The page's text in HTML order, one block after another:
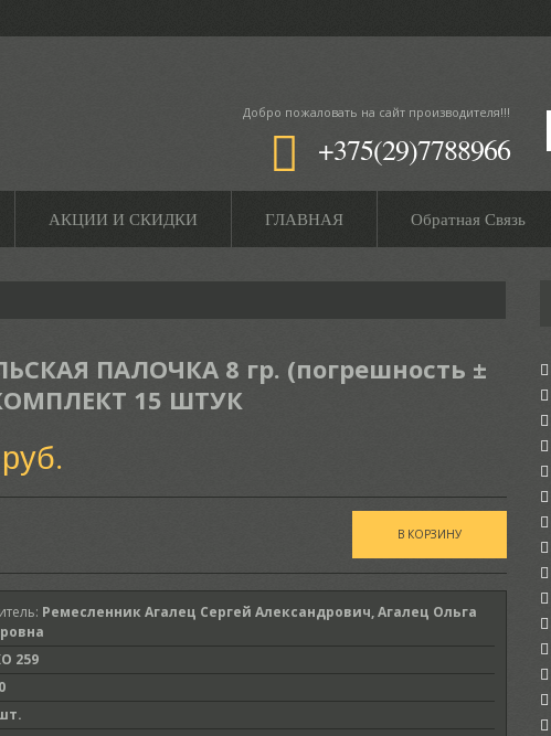
Добро пожаловать на сайт производителя!!!
+375(29)7788966
АКЦИИ И СКИДКИ ГЛАВНАЯ Обратная Связь
ПАЛОЧКА 8 гр. (погрешность ±
15 ШТУК
: Ремесленник Агалец Сергей Александрович, Агалец Ольга
259
0